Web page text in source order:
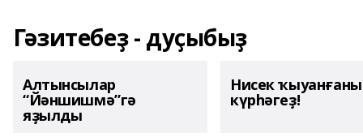
Гәзитебеҙ - дуҫыбыҙ
Алтынсылар
“Йәншишмә”гә
яҙылды
Нисек
күрһәгеҙ!